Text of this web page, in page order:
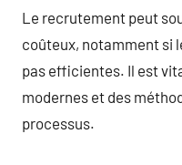
Le recrutement peut
coûteux, notamment si
pas efficientes. Il est
modernes et des
processus.